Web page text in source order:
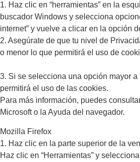
1. Haz clic en “herramientas” en la
buscador Windows y selecciona
internet” y vuelve a clicar en la opción
2. Asegúrate de que tu nivel de
o menor lo que permitirá el uso de
3. Si se selecciona una opción mayor
permitirá el uso de las cookies.
Para más información, puedes
Microsoft o la Ayuda del navegador.
Mozilla Firefox
1. Haz clic en la parte superior de la
Haz clic en “Herramientas” y selecciona